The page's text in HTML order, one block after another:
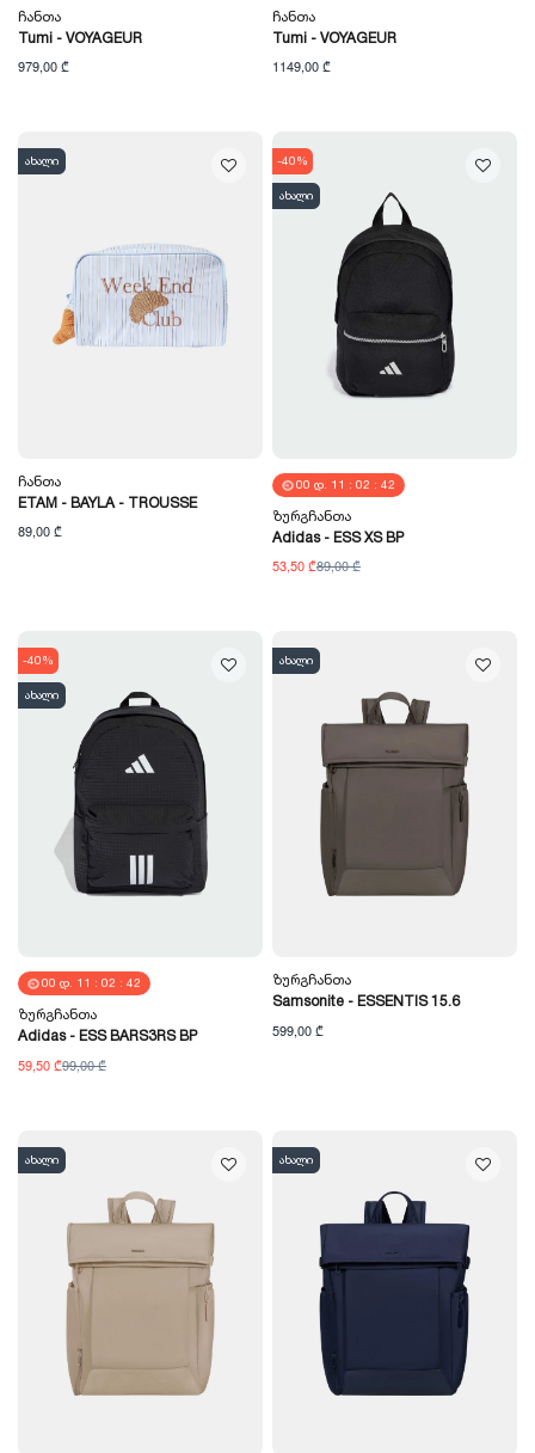
Ჩანთა
Tumi - VOYAGEUR
979,00 ₾
Ჩანთა
Tumi - VOYAGEUR
1149,00 ₾
ახალი
Ჩანთა
ETAM - BAYLA - TROUSSE
89,00 ₾
-40%
ახალი
00 Დ. 11 : 02 : 40
Ზურგჩანთა
Adidas - ESS XS BP
53,50 ₾89,00 ₾
-40%
ახალი
00 Დ. 11 : 02 : 40
Ზურგჩანთა
Adidas - ESS BARS3RS BP
59,50 ₾99,00 ₾
ახალი
Ზურგჩანთა
Samsonite - ESSENTIS 15.6
599,00 ₾
ახალი ახალი